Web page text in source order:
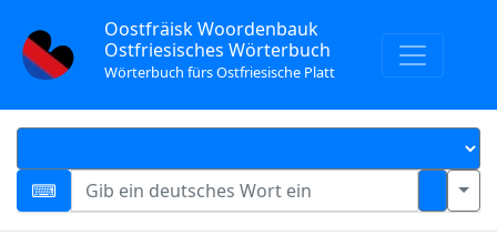
Oostfräisk Woordenbauk
Ostfriesisches Wörterbuch
Wörterbuch fürs Ostfriesische Platt